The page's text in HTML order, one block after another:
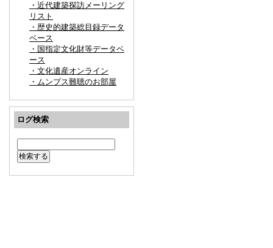
・近代建築探訪メーリング
リスト
・歴史的建築総目録データ
ベース
・国指定文化財等データベ
ース
・文化遺産オンライン
・ムンプス難聴のお部屋
ログ検索